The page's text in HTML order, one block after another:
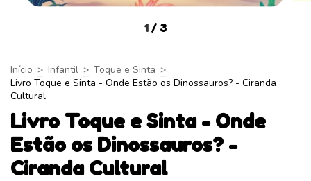
1 / 3
Início > Infantil > Toque e Sinta >
Livro Toque e Sinta - Onde Estão os Dinossauros? - Ciranda
Cultural
Livro Toque e Sinta - Onde
Estão os Dinossauros? -
Ciranda Cultural